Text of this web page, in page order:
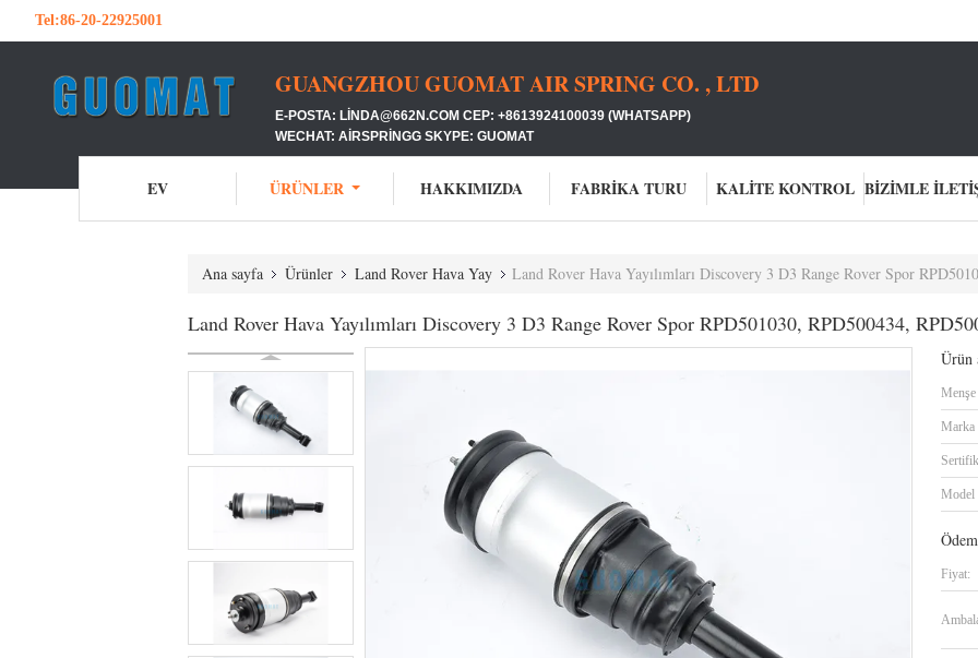
Tel:86-20-22925001
GUANGZHOU GUOMAT AIR SPRING CO. , LTD
E-POSTA: LINDA@662N.COM CEP: +8613924100039 (WHATSAPP)
WECHAT: AIRSPRINGG SKYPE: GUOMAT
EV ÜRÜNLER HAKKIMIZDA FABRIKA TURU KALITE KONTROL
Ana sayfa Ürünler Land Rover Hava Yay Land Rover Hava Yayılımları Discovery 3 D3 Range Rover Spor
Land Rover Hava Yayılımları Discovery 3 D3 Range Rover Spor RPD501030, RPD500434,
Ürün
Marka
Model
Fiyat: